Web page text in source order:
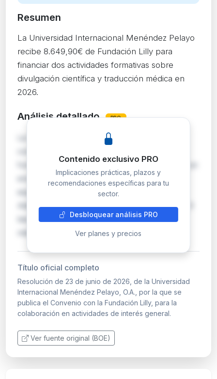
Resumen
La Universidad Internacional Menéndez Pelayo
recibe 8.649,90€ de Fundación Lilly para
financiar dos actividades formativas sobre
divulgación científica y traducción médica en
2026.
Análisis detallado PRO
La UIMP y Fundación Lilly formalizan un
fundación aporta 8.649,90€ para cofinanciar un
encuentro sobre divulgación científica en
español y un curso de traducción médica.
Adicionalmente, Fundación Lilly financia hasta 3
becas de asistencia al curso de traducción
médica, con un impo…
Contenido exclusivo PRO
Implicaciones prácticas, plazos y
recomendaciones específicas para tu
sector.
Desbloquear análisis PRO
Ver planes y precios
Título oficial completo
Resolución de 23 de junio de 2026, de la Universidad
Internacional Menéndez Pelayo, O.A., por la que se
publica el Convenio con la Fundación Lilly, para la
colaboración en actividades de interés general.
Ver fuente original (BOE)